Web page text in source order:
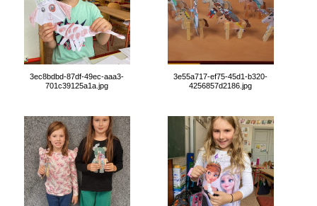
3ec8bdbd-87df-49ec-aaa3-
701c39125a1a.jpg
3e55a717-ef75-45d1-b320-
4256857d2186.jpg